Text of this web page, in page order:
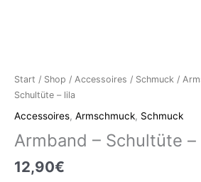
Start / Shop / Accessoires / Schmuck /
Schultüte – lila
Accessoires, Armschmuck, Schmuck
Armband – Schultüte –
12,90€